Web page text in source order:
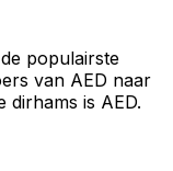
populairste
van AED naar
dirhams is AED.